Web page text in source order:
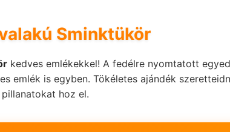
Sminktükör
kedves emlékekkel! A fedélre nyomtatott
emlék is egyben. Tökéletes ajándék
hoz el.